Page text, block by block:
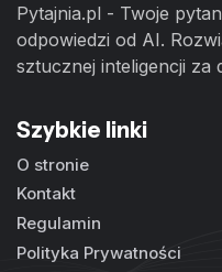
Pytajnia.pl - Twoje
odpowiedzi od AI.
sztucznej inteligencji za
Szybkie linki
O stronie
Kontakt
Regulamin
Polityka Prywatności